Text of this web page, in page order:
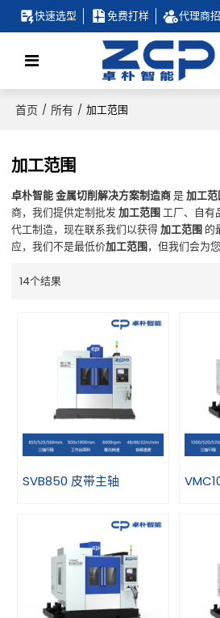
快速选型 免费打样 代理商
首页 / 所有 / 加工范围
加工范围
卓朴智能 金属切削解决方案制造商是加工
商，我们提供定制批发加工范围工厂、自有
代工制造，现在联系我们以获得加工范围 的
应，我们不是最低价加工范围，但我们会为
14个结果
SVB850 皮带主轴